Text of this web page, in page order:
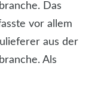
Das
vor allem
aus der
Als